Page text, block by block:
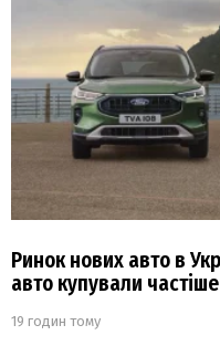
Ринок нових авто в
авто купували частіше
19 годин тому